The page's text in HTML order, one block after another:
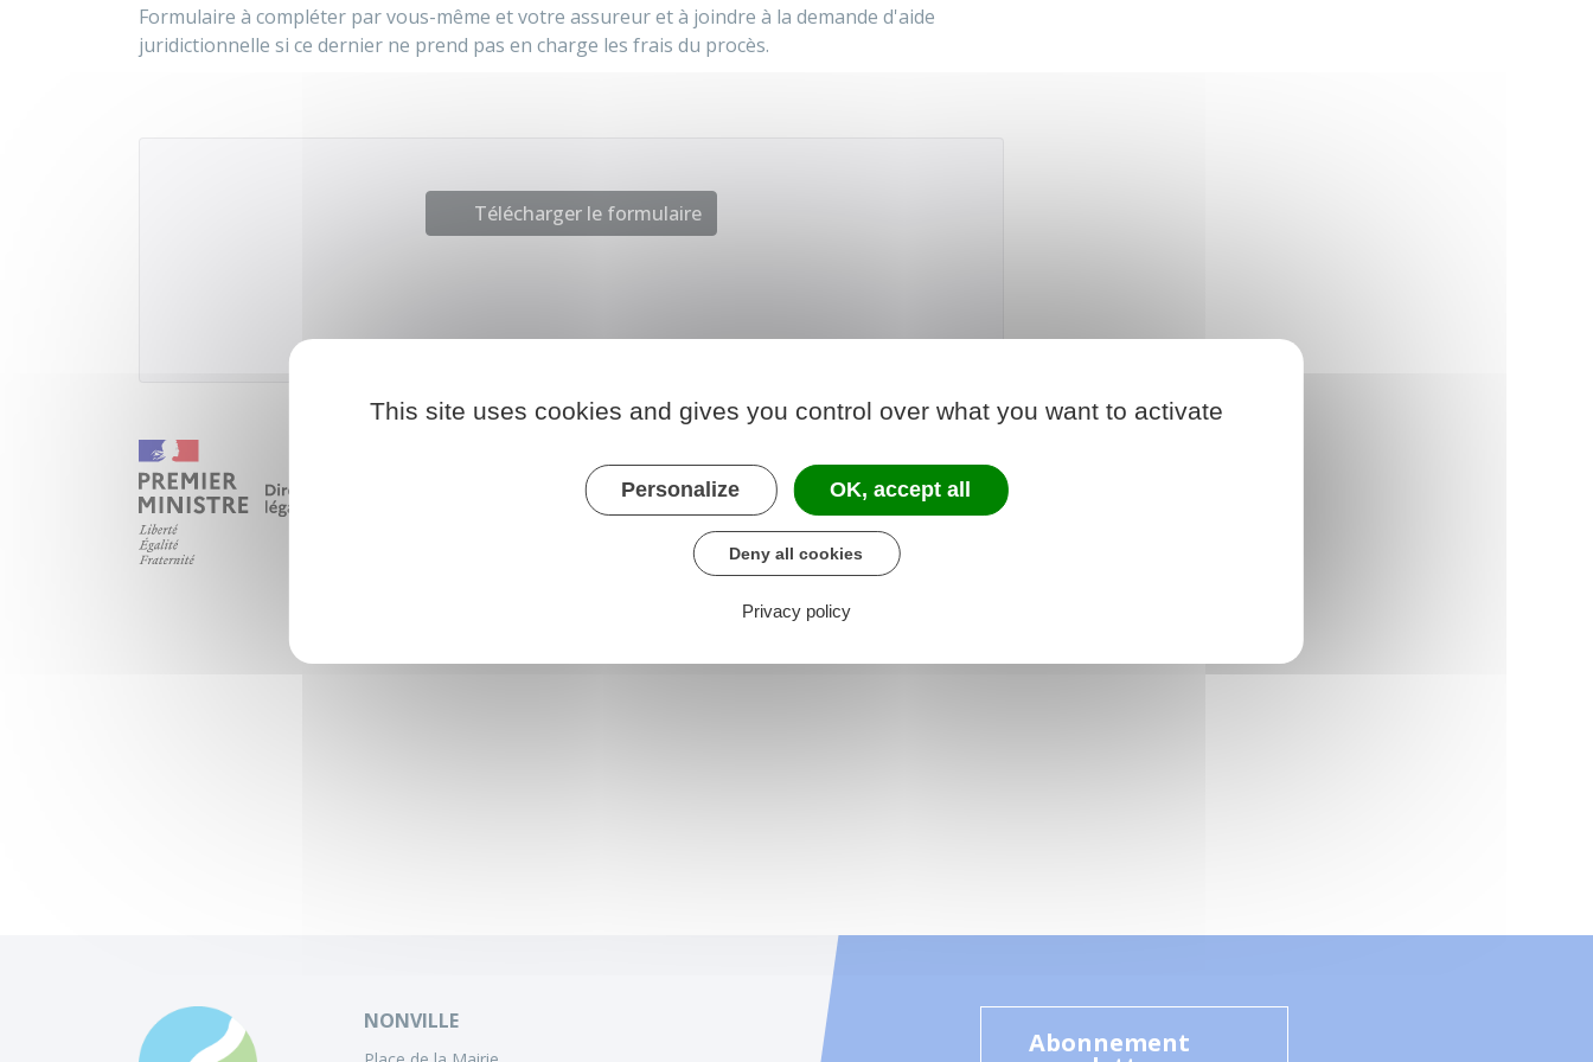
Formulaire à compléter par vous-même et votre assureur et à joindre à la demande d'aide
juridictionnelle si ce dernier ne prend pas en charge les frais du procès.
Télécharger le formulaire
Ministère chargé de la justice
NONVILLE
Abonnement
This site uses cookies and gives you control over what you want to activate
Personalize OK, accept all
Deny all cookies
Privacy policy